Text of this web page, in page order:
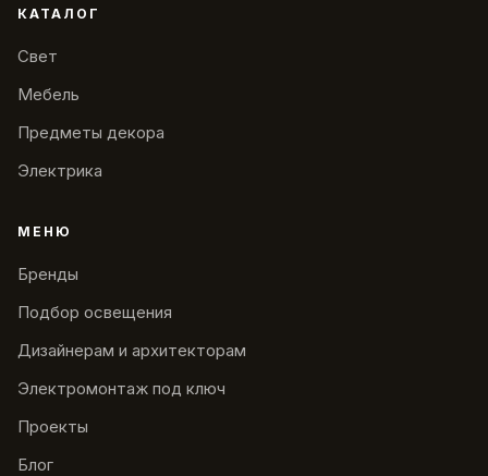
КАТАЛОГ
Свет
Мебель
Предметы декора
Электрика
МЕНЮ
Бренды
Подбор освещения
Дизайнерам и архитекторам
Электромонтаж под ключ
Проекты
Блог